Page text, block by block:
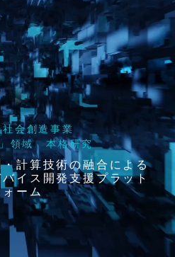
会創造事業
領域 本格研究
計算技術の融合による
イス開発支援プラット
ォーム